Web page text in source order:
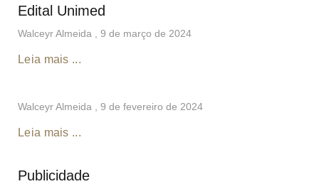
Edital Unimed
Walceyr Almeida 9 de março de 2024
Leia mais ...
Walceyr Almeida 9 de fevereiro de 2024
Leia mais ...
Publicidade